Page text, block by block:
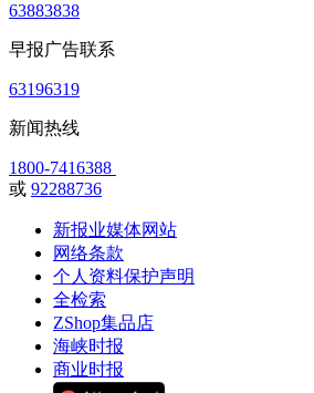
63883838
早报广告联系
63196319
新闻热线
1800-7416388
或 92288736
新报业媒体网站
网络条款
个人资料保护声明
全检索
ZShop集品店
海峡时报
商业时报